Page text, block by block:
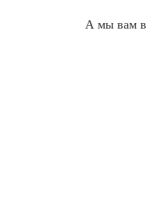
А мы вам в